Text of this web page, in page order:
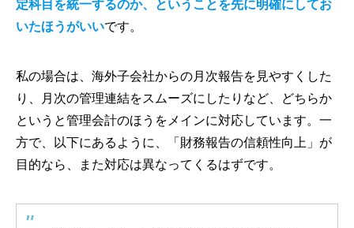
定科目を統一するのか、ということを先に明確にしてお
いたほうがいいです。
私の場合は、海外子会社からの月次報告を見やすくした
り、月次の管理連結をスムーズにしたりなど、どちらか
というと管理会計のほうをメインに対応しています。一
方で、以下にあるように、「財務報告の信頼性向上」が
目的なら、また対応は異なってくるはずです。